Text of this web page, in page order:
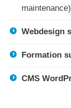
maintenance)
Webdesign
Formation
CMS